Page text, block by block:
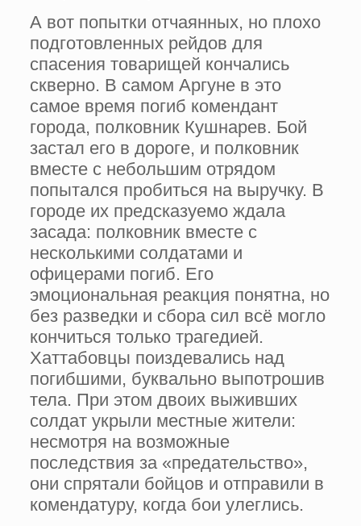
А вот попытки отчаянных, но плохо
подготовленных рейдов для
спасения товарищей кончались
скверно. В самом Аргуне в это
самое время погиб комендант
города, полковник Кушнарев. Бой
застал его в дороге, и полковник
вместе с небольшим отрядом
попытался пробиться на выручку. В
городе их предсказуемо ждала
засада: полковник вместе с
несколькими солдатами и
офицерами погиб. Его
эмоциональная реакция понятна, но
без разведки и сбора сил всё могло
кончиться только трагедией.
Хаттабовцы поиздевались над
погибшими, буквально выпотрошив
тела. При этом двоих выживших
солдат укрыли местные жители:
несмотря на возможные
последствия за «предательство»,
они спрятали бойцов и отправили в
комендатуру, когда бои улеглись.